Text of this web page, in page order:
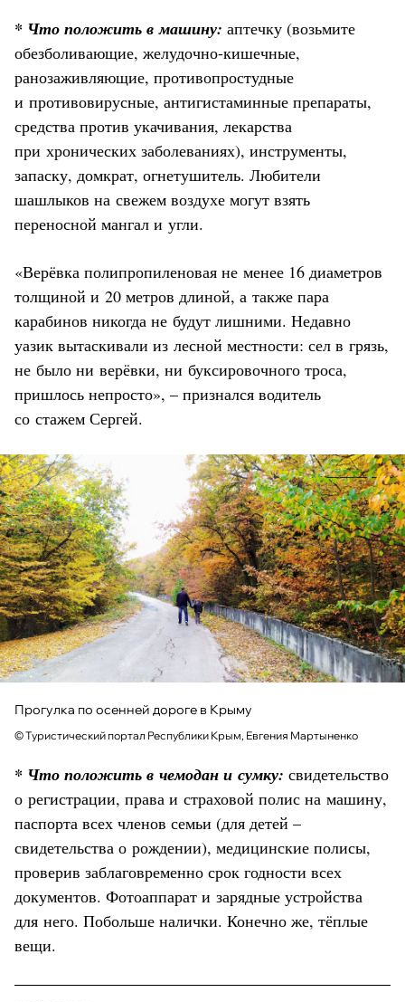
* Что положить в машину: аптечку (возьмите
обезболивающие, желудочно-кишечные,
ранозаживляющие, противопростудные
и противовирусные, антигистаминные препараты,
средства против укачивания, лекарства
при хронических заболеваниях), инструменты,
запаску, домкрат, огнетушитель. Любители
шашлыков на свежем воздухе могут взять
переносной мангал и угли.
«Верёвка полипропиленовая не менее 16 диаметров
толщиной и 20 метров длиной, а также пара
карабинов никогда не будут лишними. Недавно
уазик вытаскивали из лесной местности: сел в грязь,
не было ни верёвки, ни буксировочного троса,
пришлось непросто», – признался водитель
со стажем Сергей.
Прогулка по осенней дороге в Крыму
© Туристический портал Республики Крым, Евгения Мартыненко
* Что положить в чемодан и сумку: свидетельство
о регистрации, права и страховой полис на машину,
паспорта всех членов семьи (для детей –
свидетельства о рождении), медицинские полисы,
проверив заблаговременно срок годности всех
документов. Фотоаппарат и зарядные устройства
для него. Побольше налички. Конечно же, тёплые
вещи.